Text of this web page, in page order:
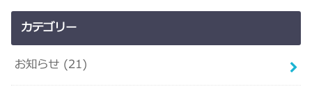
カテゴリー
お知らせ (21)